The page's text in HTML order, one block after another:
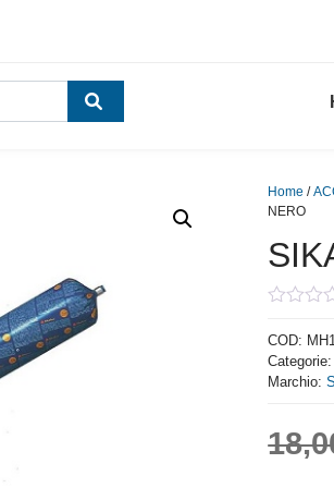
Home /
NERO
out
of
5
COD:
Marchio: